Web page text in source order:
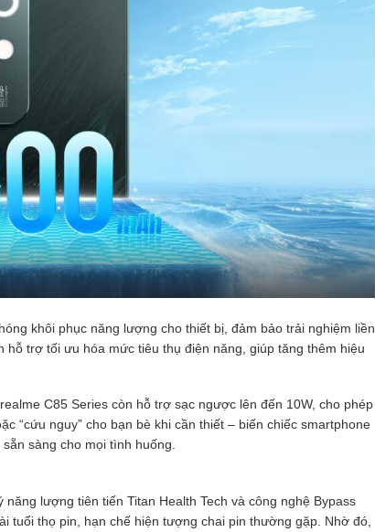
khôi phục năng lượng cho thiết bị, đảm bảo trải nghiệm liền
hỗ trợ tối ưu hóa mức tiêu thụ điện năng, giúp tăng thêm hiệu
C85 Series còn hỗ trợ sạc ngược lên đến 10W, cho phép
“cứu nguy” cho bạn bè khi cần thiết – biến chiếc smartphone
sàng cho mọi tình huống.
lượng tiên tiến Titan Health Tech và công nghệ Bypass
tuổi thọ pin, hạn chế hiện tượng chai pin thường gặp. Nhờ đó,